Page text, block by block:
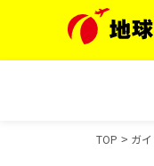
TOP ガ